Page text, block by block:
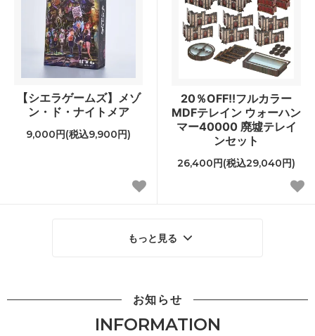
【シエラゲームズ】メゾ
ン・ド・ナイトメア
9,000円(税込9,900円)
20％OFF!!フルカラー
MDFテレイン ウォーハン
マー40000 廃墟テレイ
ンセット
26,400円(税込29,040円)
もっと見る
お知らせ
INFORMATION